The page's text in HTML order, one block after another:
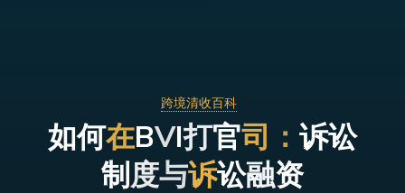
跨境清收百科
如何在BVI打官司 ： 诉讼
制度与诉讼融资